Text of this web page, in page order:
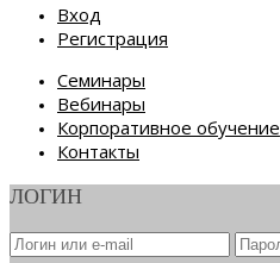
Вход
Регистрация
Семинары
Вебинары
Корпоративное обучение
Контакты
ЛОГИН